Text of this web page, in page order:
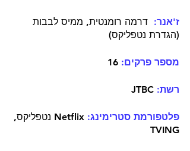
ז'אנר: דרמה רומנטית, ממיס לבבות
(הגדרת נטפליקס)
מספר פרקים:
רשת:
פלטפורמת סטרימינג:
Netflix נטפליקס,
TVING